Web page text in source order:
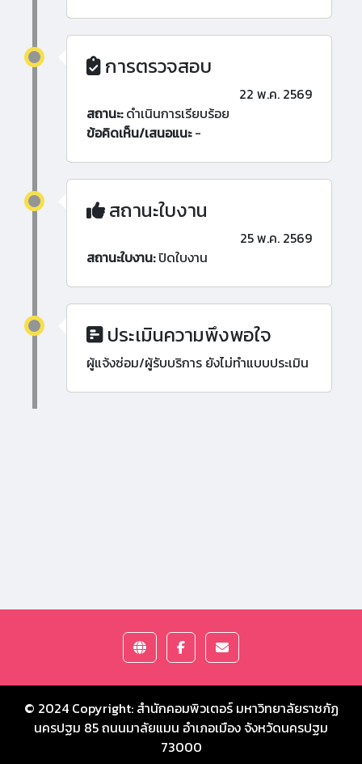
การตรวจสอบ
22 พ.ค. 2569
สถานะ:ดำเนินการเรียบร้อย
ข้อคิดเห็น/เสนอแนะ-
สถานะใบงาน
25 พ.ค. 2569
สถานะใบงาน:ปิดใบงาน
ประเมินความพึงพอใจ
ผู้แจ้งซ่อม/ผู้รับบริการ ยังไม่ทำแบบประเมิน
© 2024 Copyright: สำนักคอมพิวเตอร์ มหาวิทยาลัยราชภัฏ
นครปฐม 85 ถนนมาลัยแมน อำเภอเมือง จังหวัดนครปฐม
73000